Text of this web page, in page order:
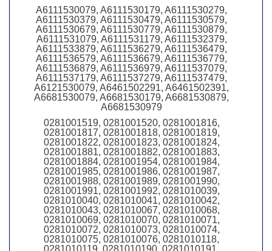
A6111530079, A6111530179, A6111530279,
A6111530379, A6111530479, A6111530579,
A6111530679, A6111530779, A6111530879,
A6111531079, A6111531179, A6111532379,
A6111533879, A6111536279, A6111536479,
A6111536579, A6111536679, A6111536779,
A6111536879, A6111536979, A6111537079,
A6111537179, A6111537279, A6111537479,
A6121530079, A6461502291, A6461502391,
A6681530079, A6681530179, A6681530879,
A6681530979
0281001519, 0281001520, 0281001816,
0281001817, 0281001818, 0281001819,
0281001822, 0281001823, 0281001824,
0281001881, 0281001882, 0281001883,
0281001884, 0281001954, 0281001984,
0281001985, 0281001986, 0281001987,
0281001988, 0281001989, 0281001990,
0281001991, 0281001992, 0281010039,
0281010040, 0281010041, 0281010042,
0281010043, 0281010067, 0281010068,
0281010069, 0281010070, 0281010071,
0281010072, 0281010073, 0281010074,
0281010075, 0281010076, 0281010118,
0281010119, 0281010190, 0281010191,